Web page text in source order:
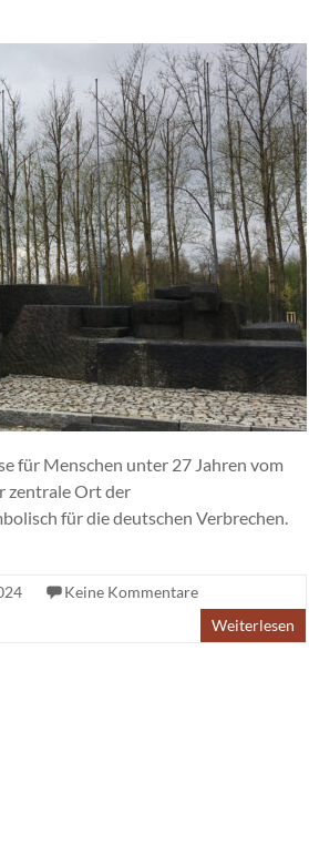
für Menschen unter 27 Jahren vom
zentrale Ort der
für die deutschen Verbrechen.
Keine Kommentare
Weiterlesen